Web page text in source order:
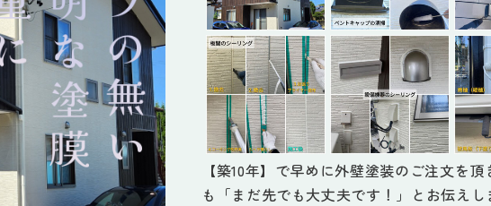
【築10年】で早めに外壁塗装のご注文を
も「まだ先でも大丈夫です！」とお伝え